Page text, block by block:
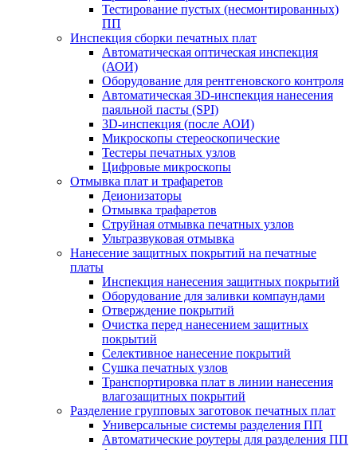
Тестирование пустых (несмонтированных)
ПП
Инспекция сборки печатных плат
Автоматическая оптическая инспекция
(АОИ)
Оборудование для рентгеновского контроля
Автоматическая 3D-инспекция нанесения
паяльной пасты (SPI)
3D-инспекция (после АОИ)
Микроскопы стереоскопические
Тестеры печатных узлов
Цифровые микроскопы
Отмывка плат и трафаретов
Деионизаторы
Отмывка трафаретов
Струйная отмывка печатных узлов
Ультразвуковая отмывка
Нанесение защитных покрытий на печатные
платы
Инспекция нанесения защитных покрытий
Оборудование для заливки компаундами
Отверждение покрытий
Очистка перед нанесением защитных
покрытий
Селективное нанесение покрытий
Сушка печатных узлов
Транспортировка плат в линии нанесения
влагозащитных покрытий
Разделение групповых заготовок печатных плат
Универсальные системы разделения ПП
Автоматические роутеры для разделения ПП